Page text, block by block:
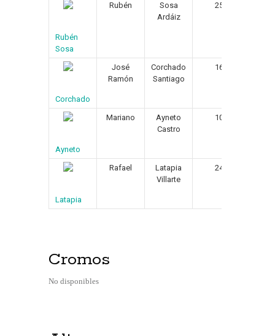
Rubén
Sosa
Rubén
Sosa
Ardáiz
25/04/1966
Corchado
José
Ramón
Corchado
Santiago
16/11/1957
Ayneto
Mariano
Ayneto
Castro
10/03/1962
Latapia
Rafael
Latapia
Villarte
24/10/1962
Cromos
No disponibles